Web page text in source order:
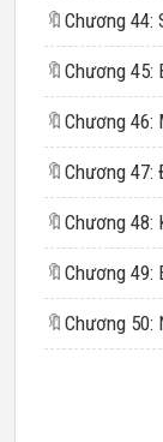
🔖
🔖 Chương 45:
🔖 Chương 46:
🔖
🔖 Chương 48:
🔖
🔖